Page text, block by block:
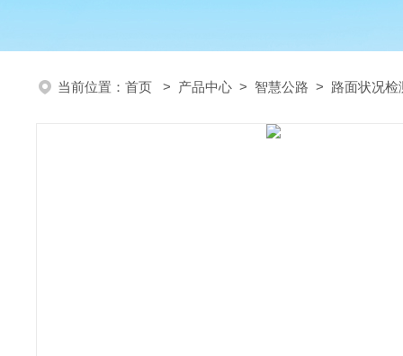
当前位置： 首页 > 产品中心 > 智慧公路 > 路面状况检